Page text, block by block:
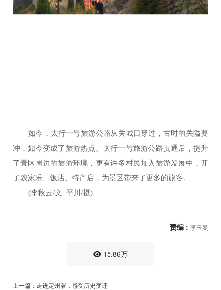
如今，太行一号旅游公路从关城口穿过，古时的关隘要
冲，如今变成了旅游热点。太行一号旅游公路贯通后，提升
了景区周边的旅游环境，更有许多村民加入旅游发展中，开
了农家乐、饭店、特产店，为景区带来了更多的旅客。
(李秋云/文 平川/摄)
责编： 李玉曼
15.86万
上一篇：走进定州署，感受历史变迁